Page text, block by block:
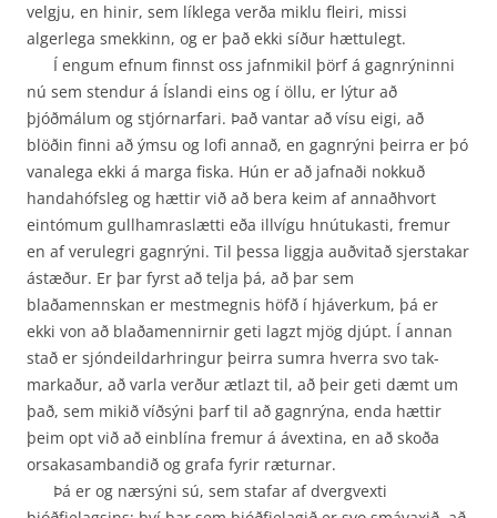
velgju, en hinir, sem líklega verða miklu fleiri, missi
algerlega smekkinn, og er það ekki síður hættulegt.
Í engum efnum finnst oss jafnmikil þörf á gagnrýninni
nú sem stendur á Íslandi eins og í öllu, er lýtur að
þjóðmálum og stjórnarfari. Það vantar að vísu eigi, að
blöðin finni að ýmsu og lofi annað, en gagnrýni þeirra er þó
vanalega ekki á marga fiska. Hún er að jafnaði nokkuð
handa­hófsleg og hættir við að bera keim af annaðhvort
eintómum gullhamraslætti eða illvígu hnútu­kasti, fremur
en af verulegri gagnrýni. Til þessa liggja auðvitað sjerstakar
ástæður. Er þar fyrst að telja þá, að þar sem
blaðamennskan er mestmegnis höfð í hjáverkum, þá er
ekki von að blaða­mennirnir geti lagzt mjög djúpt. Í annan
stað er sjóndeildarhringur þeirra sumra hverra svo tak­
markaður, að varla verður ætlazt til, að þeir geti dæmt um
það, sem mikið víðsýni þarf til að gagn­rýna, enda hættir
þeim opt við að einblína fremur á ávextina, en að skoða
orsakasambandið og grafa fyrir ræturnar.
Þá er og nærsýni sú, sem stafar af dvergvexti